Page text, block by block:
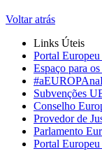
Voltar atrás
Links Úteis
Portal
Espaço para
Subvenções
Conselho
Provedor de
Parlamento
Portal